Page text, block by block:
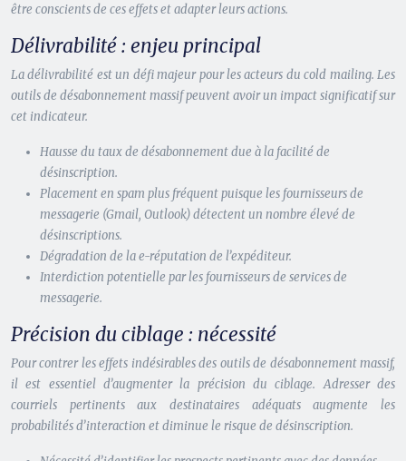
être conscients de ces effets et adapter leurs actions.
Délivrabilité : enjeu principal
La délivrabilité est un défi majeur pour les acteurs du cold mailing. Les
outils de désabonnement massif peuvent avoir un impact significatif sur
cet indicateur.
Hausse du taux de désabonnement due à la facilité de
désinscription.
Placement en spam plus fréquent puisque les fournisseurs de
messagerie (Gmail, Outlook) détectent un nombre élevé de
désinscriptions.
Dégradation de la e-réputation de l’expéditeur.
Interdiction potentielle par les fournisseurs de services de
messagerie.
Précision du ciblage : nécessité
Pour contrer les effets indésirables des outils de désabonnement massif,
il est essentiel d’augmenter la précision du ciblage. Adresser des
courriels pertinents aux destinataires adéquats augmente les
probabilités d’interaction et diminue le risque de désinscription.